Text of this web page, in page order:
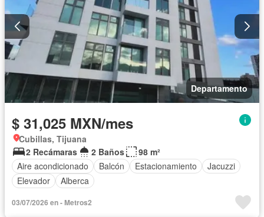
Departamento
$ 31,025 MXN/mes
Cubillas, Tijuana
2 Recámaras
2 Baños
98 m²
Aire acondicionado
Balcón Estacionamiento
Jacuzzi
Elevador
Alberca
03/07/2026 en - Metros2